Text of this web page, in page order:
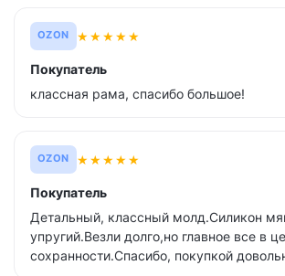
OZON ★★★★★
Покупатель
классная рама, спасибо большое!
OZON ★★★★★
Покупатель
Детальный, классный молд.Силикон
упругий.Везли долго,но главное все в
сохранности.Спасибо, покупкой